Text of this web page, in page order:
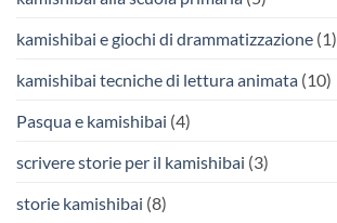
kamishibai e giochi di drammatizzazione (1)
kamishibai tecniche di lettura animata (10)
Pasqua e kamishibai (4)
scrivere storie per il kamishibai (3)
storie kamishibai (8)